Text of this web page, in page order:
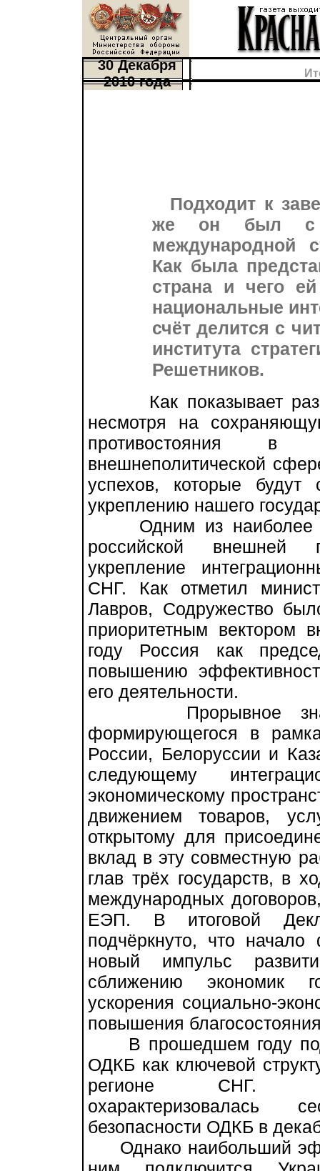
30 Декабря
2010 года
Подходит к
же он был с
международной
Как была
страна и чего
национальные
счёт делится с
института
Решетников.
Как показывает
несмотря на
противостояния в
внешнеполитической
успехов, которые будут
укреплению нашего
Одним из наиболее
российской внешней
укрепление
СНГ. Как отметил
Лавров, Содружество
приоритетным вектором
году Россия как
повышению
его деятельности.
Прорывное
формирующегося в
России, Белоруссии и
следующему
экономическому
движением товаров,
открытому для
вклад в эту совместную
глав трёх государств, в
международных
ЕЭП. В итоговой
подчёркнуто, что
новый импульс
сближению экономик
ускорения социально-
повышения
В прошедшем году
ОДКБ как ключевой
регионе СНГ.
охарактеризовалась
безопасности ОДКБ в
Однако наибольший